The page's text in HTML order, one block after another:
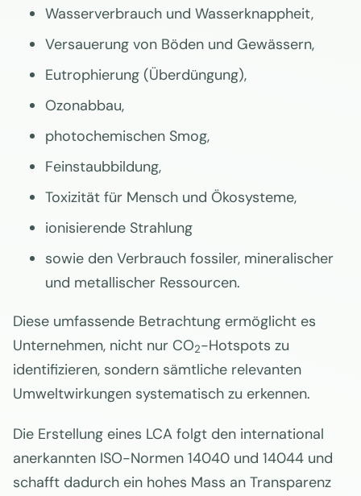
Wasserverbrauch und Wasserknappheit,
Versauerung von Böden und Gewässern,
Eutrophierung (Überdüngung),
Ozonabbau,
photochemischen Smog,
Feinstaubbildung,
Toxizität für Mensch und Ökosysteme,
ionisierende Strahlung
sowie den Verbrauch fossiler, mineralischer
und metallischer Ressourcen.
Diese umfassende Betrachtung ermöglicht es
Unternehmen, nicht nur CO2-Hotspots zu
identifizieren, sondern sämtliche relevanten
Umweltwirkungen systematisch zu erkennen.
Die Erstellung eines LCA folgt den international
anerkannten ISO-Normen 14040 und 14044 und
schafft dadurch ein hohes Mass an Transparenz